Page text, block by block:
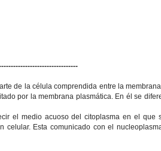
de la célula comprendida entre la
por la membrana plasmática. En él se
el medio acuoso del citoplasma en el que
Esta comunicado con el